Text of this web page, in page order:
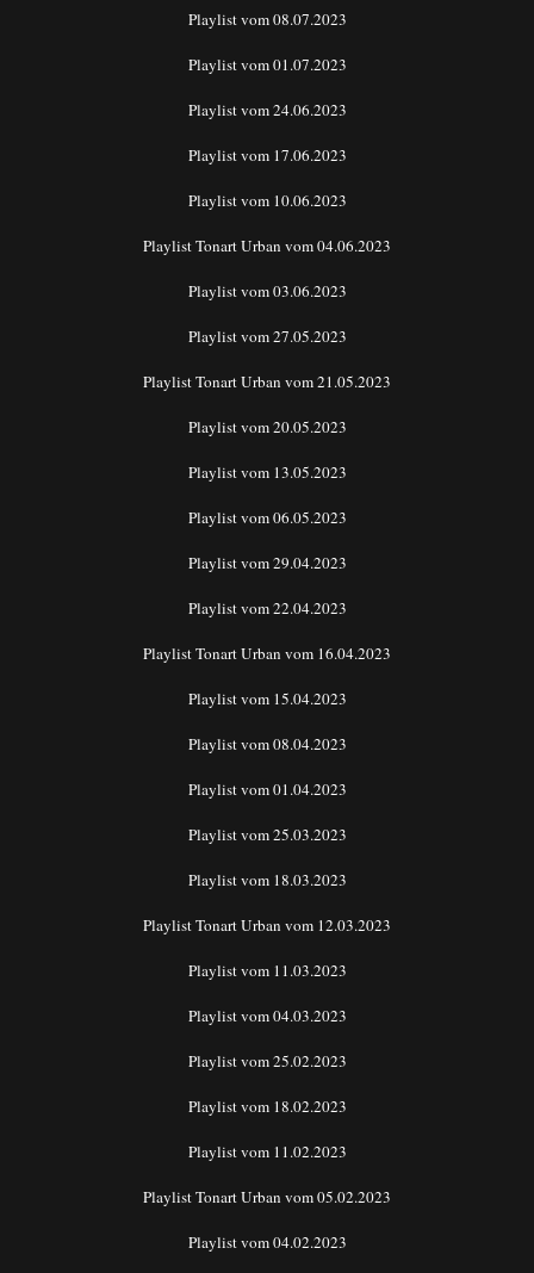
Playlist vom 08.07.2023
Playlist vom 01.07.2023
Playlist vom 24.06.2023
Playlist vom 17.06.2023
Playlist vom 10.06.2023
Playlist Tonart Urban vom 04.06.2023
Playlist vom 03.06.2023
Playlist vom 27.05.2023
Playlist Tonart Urban vom 21.05.2023
Playlist vom 20.05.2023
Playlist vom 13.05.2023
Playlist vom 06.05.2023
Playlist vom 29.04.2023
Playlist vom 22.04.2023
Playlist Tonart Urban vom 16.04.2023
Playlist vom 15.04.2023
Playlist vom 08.04.2023
Playlist vom 01.04.2023
Playlist vom 25.03.2023
Playlist vom 18.03.2023
Playlist Tonart Urban vom 12.03.2023
Playlist vom 11.03.2023
Playlist vom 04.03.2023
Playlist vom 25.02.2023
Playlist vom 18.02.2023
Playlist vom 11.02.2023
Playlist Tonart Urban vom 05.02.2023
Playlist vom 04.02.2023